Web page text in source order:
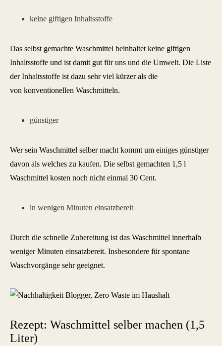
keine giftigen Inhaltsstoffe
Das selbst gemachte Waschmittel beinhaltet keine giftigen
Inhaltsstoffe und ist damit gut für uns und die Umwelt. Die Liste
der Inhaltsstoffe ist dazu sehr viel kürzer als die
von konventionellen Waschmitteln.
günstiger
Wer sein Waschmittel selber macht kommt um einiges günstiger
davon als welches zu kaufen. Die selbst gemachten 1,5 l
Waschmittel kosten noch nicht einmal 30 Cent.
in wenigen Minuten einsatzbereit
Durch die schnelle Zubereitung ist das Waschmittel innerhalb
weniger Minuten einsatzbereit. Insbesondere für spontane
Waschvorgänge sehr geeignet.
Rezept: Waschmittel selber machen (1,5
Liter)